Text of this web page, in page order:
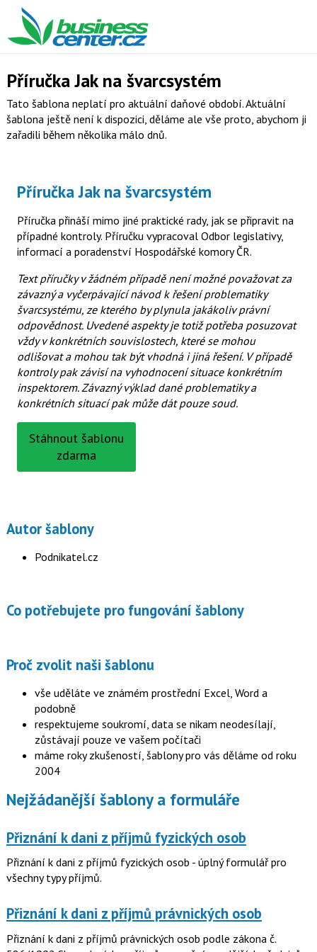
Příručka Jak na švarcsystém
Tato šablona neplatí pro aktuální daňové období. Aktuální
šablona ještě není k dispozici, děláme ale vše proto, abychom ji
zařadili během několika málo dnů.
Příručka Jak na švarcsystém
Příručka přináší mimo jiné praktické rady, jak se připravit na
případné kontroly. Příručku vypracoval Odbor legislativy,
informací a poradenství Hospodářské komory ČR.
Text příručky v žádném případě není možné považovat za
závazný a vyčerpávající návod k řešení problematiky
švarcsystému, ze kterého by plynula jakákoliv právní
odpovědnost. Uvedené aspekty je totiž potřeba posuzovat
vždy v konkrétních souvislostech, které se mohou
odlišovat a mohou tak být vhodná i jiná řešení. V případě
kontroly pak závisí na vyhodnocení situace konkrétním
inspektorem. Závazný výklad dané problematiky a
konkrétních situací pak může dát pouze soud.
Stáhnout šablonu
zdarma
Autor šablony
Podnikatel.cz
Co potřebujete pro fungování šablony
Proč zvolit naši šablonu
vše uděláte ve známém prostřední Excel, Word a
podobně
respektujeme soukromí, data se nikam neodesílají,
zůstávají pouze ve vašem počítači
máme roky zkušeností, šablony pro vás děláme od roku
2004
Nejžádanější šablony a formuláře
Přiznání k dani z příjmů fyzických osob
Přiznání k dani z příjmů fyzických osob - úplný formulář pro
všechny typy příjmů.
Přiznání k dani z příjmů právnických osob
Přiznání k dani z příjmů právnických osob podle zákona č.